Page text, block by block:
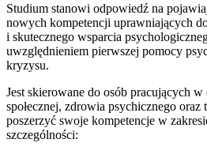
Studium stanowi odpowiedź na
nowych kompetencji uprawniających
i skutecznego wsparcia
uwzględnieniem pierwszej pomocy
kryzysu.
Jest skierowane do osób pracujących
społecznej, zdrowia psychicznego
poszerzyć swoje kompetencje w
szczególności: